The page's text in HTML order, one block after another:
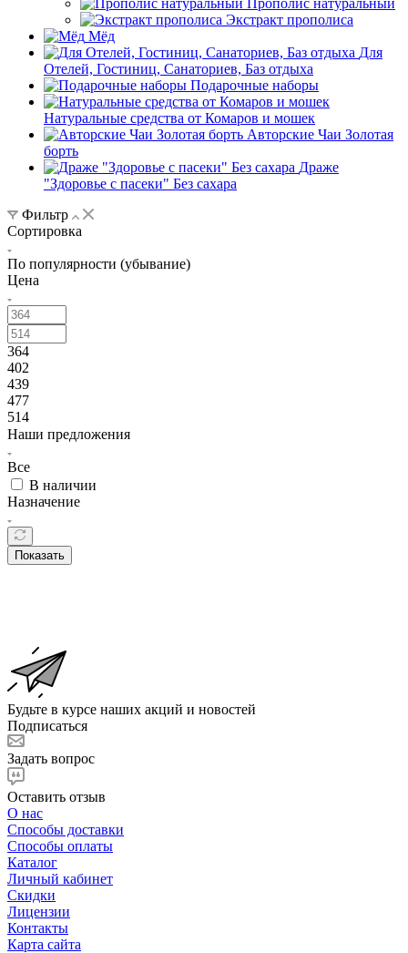
Экстракт прополиса
Мёд
Для
Отелей, Гостиниц, Санаториев, Баз отдыха
Подарочные наборы
Натуральные средства от Комаров и мошек
Авторские Чаи Золотая
борть
Драже
"Здоровье с пасеки" Без сахара
Фильтр
Сортировка
По популярности (убывание)
Цена
364
402
439
477
514
Наши предложения
Все
В наличии
Назначение
Показать
Будьте в курсе наших акций и новостей
Подписаться
Задать вопрос
Оставить отзыв
О нас
Способы доставки
Способы оплаты
Каталог
Личный кабинет
Скидки
Лицензии
Контакты
Карта сайта